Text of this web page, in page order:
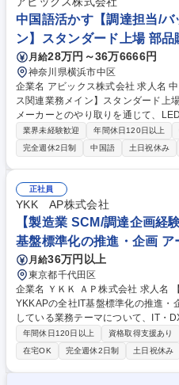
境問題に配慮した持続可能な調達を
中国語活かす【調達担当/
ン】スタンダード上場 部品
月給28万円～36万6666円
神奈川県横浜市中区
企業名 アビックス株式会社 求人名 中国語活かす【調達担当/バックオフィ
ス関連業務メイン】スタンダード上場 仕事の内容 中国を中心とした
メーカーとのやり取りを通じて、
る業務をお任せします。製品の安定
す。経験に応じてどこからお任せするか検討します
LEDメーカーとの折衝・交渉 ・LED
輸入・購買 ・製品仕様や価格の確認
理の対応 ★必要に応じて中国の現地
め、当社としては中国語を話せる方を歓迎し
語活かす【調達担当/バックオフィ
業界未経験歓迎 年間休日120日以上
完全週休2日制
中国語 土日祝休み
正社員
YKK AP株式会社
【製造業 SCM/調達企画
基盤標準化の推進・企画 ア
月給36万円以上
東京都千代田区
企業名 ＹＫＫ ＡＰ株式会社 求人名 【製造業 SCM/調達企画経験者向け】
YKKAPの全社IT基盤標準化の推進・企画 仕事の内容 社内の各部
している業務テーマについて、IT・
拠点を含めた社内の各領域における
討を行い、具体要件に落とし込んでいただきます。
本部(Global Information
on）統括部の大きく2つのIT関連組
年間休日120日以上 資格取得支援あり
在宅OK
完全週休2日制 土日祝休み